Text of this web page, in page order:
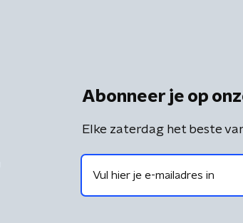
Abonneer je op
Elke zaterdag het beste